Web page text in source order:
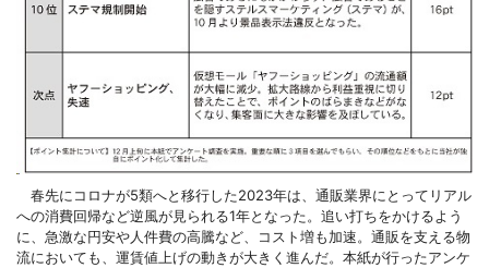
春先にコロナが5類へと移行した2023年は、通販業界にとってリアル
への消費回帰など逆風が見られる1年となった。追い打ちをかけるよう
に、急激な円安や人件費の高騰など、コスト増も加速。通販を支える物
流においても、運賃値上げの動きが大きく進んだ。本紙が行ったアンケ